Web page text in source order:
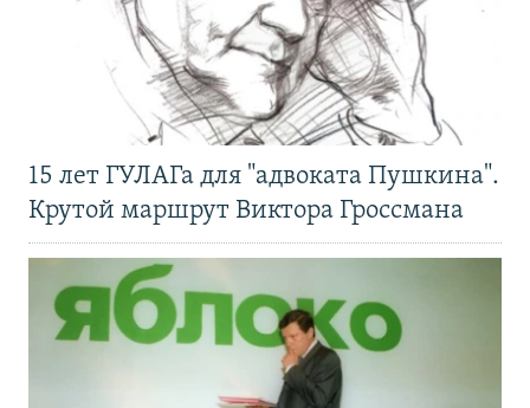
15 лет ГУЛАГа для "адвоката Пушкина".
Крутой маршрут Виктора Гроссмана